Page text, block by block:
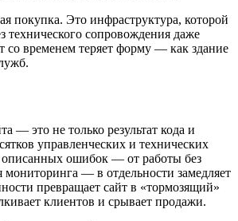
покупка. Это инфраструктура, которой
технического сопровождения даже
со временем теряет форму — как здание
— это не только результат кода и
управленческих и технических
ошибок — от работы без
мониторинга — в отдельности замедляет
превращает сайт в «тормозящий»
клиентов и срывает продажи.